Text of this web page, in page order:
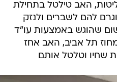
האב טילטל בתחילת
להם לשברים ולנזק
שהוגש באמצעות עו"ד
תל אביב, האב אחז
שחיו וטלטל אותם